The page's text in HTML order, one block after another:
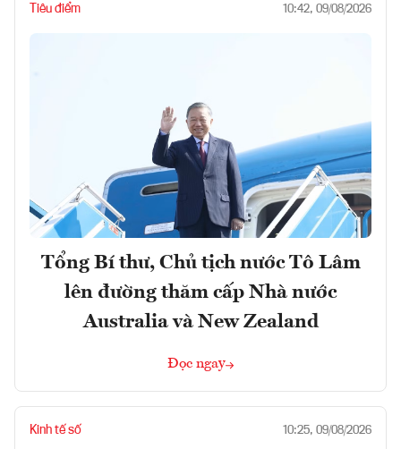
Tiêu điểm 10:42, 09/08/2026
Tổng Bí thư, Chủ tịch nước Tô Lâm
lên đường thăm cấp Nhà nước
Australia và New Zealand
Đọc ngay
Kinh tế số 10:25, 09/08/2026